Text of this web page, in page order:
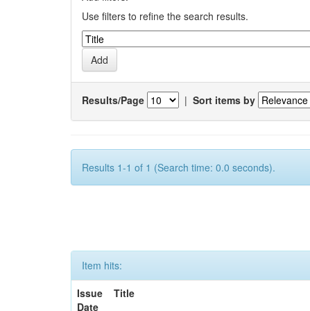
Use filters to refine the search results.
Results/Page | Sort items by
Results 1-1 of 1 (Search time: 0.0 seconds).
Item hits:
Issue
Date
Title